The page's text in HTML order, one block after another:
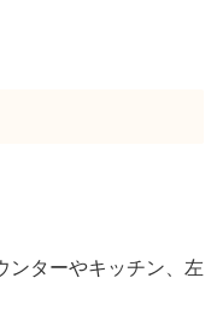
ンターやキッチン、左